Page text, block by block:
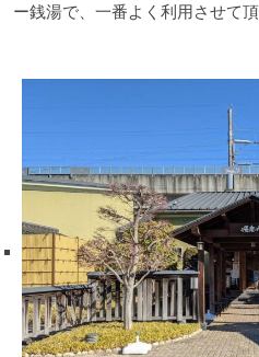
ー銭湯で、一番よく利用させて頂